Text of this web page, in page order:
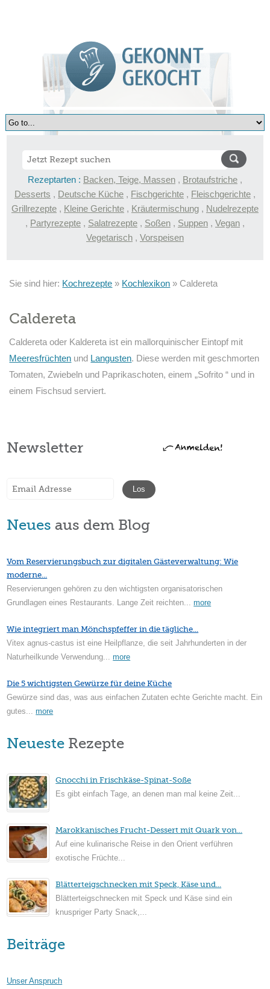
Rezeptarten : Backen, Teige, Massen , Brotaufstriche ,
Desserts , Deutsche Küche , Fischgerichte , Fleischgerichte ,
Grillrezepte , Kleine Gerichte , Kräutermischung , Nudelrezepte
, Partyrezepte , Salatrezepte , Soßen , Suppen , Vegan ,
Vegetarisch , Vorspeisen
Sie sind hier: Kochrezepte » Kochlexikon »Caldereta
Caldereta
Caldereta oder Kaldereta ist ein mallorquinischer Eintopf mit
Meeresfrüchten und Langusten. Diese werden mit geschmorten
Tomaten, Zwiebeln und Paprikaschoten, einem „Sofrito “ und in
einem Fischsud serviert.
Newsletter
Neues aus dem Blog
Vom Reservierungsbuch zur digitalen Gästeverwaltung: Wie
moderne...
Reservierungen gehören zu den wichtigsten organisatorischen
Grundlagen eines Restaurants. Lange Zeit reichten...more
Wie integriert man Mönchspfeffer in die tägliche...
Vitex agnus-castus ist eine Heilpflanze, die seit Jahrhunderten in der
Naturheilkunde Verwendung...more
Die 5 wichtigsten Gewürze für deine Küche
Gewürze sind das, was aus einfachen Zutaten echte Gerichte macht. Ein
gutes...more
Neueste Rezepte
Gnocchi in Frischkäse-Spinat-Soße
Es gibt einfach Tage, an denen man mal keine Zeit...
Marokkanisches Frucht-Dessert mit Quark von...
Auf eine kulinarische Reise in den Orient verführen
exotische Früchte...
Blätterteigschnecken mit Speck, Käse und...
Blätterteigschnecken mit Speck und Käse sind ein
knuspriger Party Snack,...
Beiträge
Unser Anspruch